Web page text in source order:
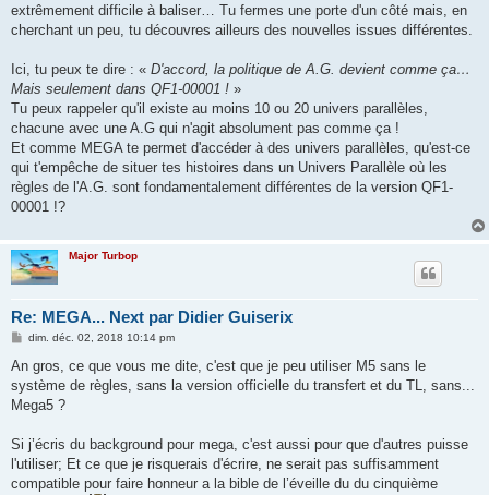
extrêmement difficile à baliser… Tu fermes une porte d'un côté mais, en
cherchant un peu, tu découvres ailleurs des nouvelles issues différentes.
Ici, tu peux te dire : « D'accord, la politique de A.G. devient comme ça…
Mais seulement dans QF1-00001 ! »
Tu peux rappeler qu'il existe au moins 10 ou 20 univers parallèles,
chacune avec une A.G qui n'agit absolument pas comme ça !
Et comme MEGA te permet d'accéder à des univers parallèles, qu'est-ce
qui t'empêche de situer tes histoires dans un Univers Parallèle où les
règles de l'A.G. sont fondamentalement différentes de la version QF1-
00001 !?
Major Turbop
Re: MEGA... Next par Didier Guiserix
M
s
a
g
dim. déc. 02, 2018 10:14 pm
An gros, ce que vous me dite, c'est que je peu utiliser M5 sans le
système de règles, sans la version officielle du transfert et du TL, sans...
Mega5 ?
Si j’écris du background pour mega, c'est aussi pour que d'autres puisse
l'utiliser; Et ce que je risquerais d'écrire, ne serait pas suffisamment
compatible pour faire honneur a la bible de l’éveille du du cinquième